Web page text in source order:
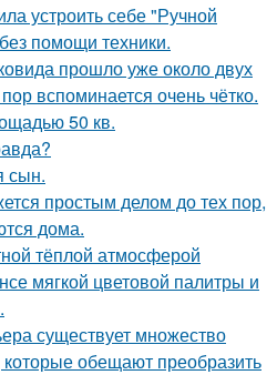
устроить себе "Ручной
помощи техники.
прошло уже около двух
вспоминается очень чётко.
50 кв.
сын.
простым делом до тех пор,
дома.
тёплой атмосферой
мягкой цветовой палитры и
существует множество
обещают преобразить